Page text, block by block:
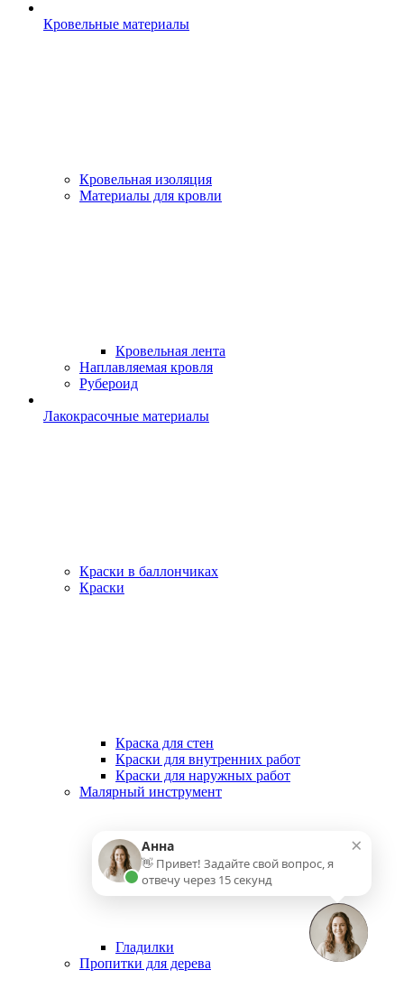
Кровельные материалы
Кровельная изоляция
Материалы для кровли
Кровельная лента
Наплавляемая кровля
Рубероид
Лакокрасочные материалы
Краски в баллончиках
Краски
Краска для стен
Краски для внутренних работ
Краски для наружных работ
Малярный инструмент
Гладилки
Пропитки для дерева
×
Анна
👋 Привет! Задайте свой вопрос, я
отвечу через 15 секунд